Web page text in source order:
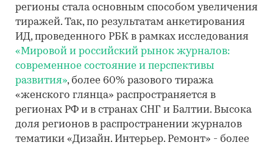
регионы стала основным способом увеличения
тиражей. Так, по результатам анкетирования
ИД, проведенного РБК в рамках исследования
«Мировой и российский рынок журналов:
современное состояние и перспективы
развития», более 60% разового тиража
«женского глянца» распространяется в
регионах РФ и в странах СНГ и Балтии. Высока
доля регионов в распространении журналов
тематики «Дизайн. Интерьер. Ремонт» - более